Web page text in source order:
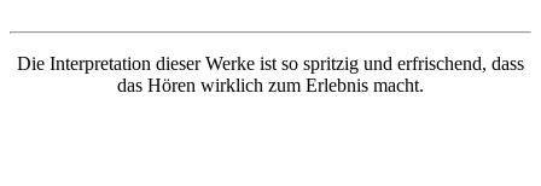
Die Interpretation dieser Werke ist so spritzig und erfrischend, dass
das Hören wirklich zum Erlebnis macht.